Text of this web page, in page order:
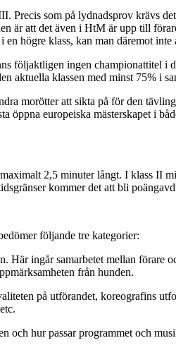
som på lydnadsprov krävs
är att det även i HtM är upp till
högre klass, kan man däremot inte
följaktligen ingen championattitel
aktuella klassen med minst 75% i
morötter att sikta på för den
öppna europeiska mästerskapet
2,5 minuter långt. I klass
kommer det att bli
följande tre kategorier:
Här ingår samarbetet mellan
från hunden.
på utförandet, koreografins
och hur passar programmet och